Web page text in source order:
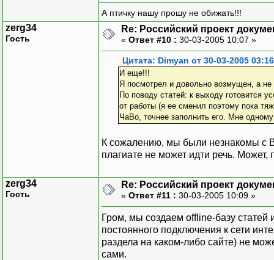
А птичку нашу прошу не обижать!!!
zerg34
Гость
Re: Российский проект
« Ответ #10 : 30-03-2005 10:07 »
Цитата: Dimyan от 30-03-2005 03:16
И еще!!!
Я посмотрел и довольно возмущен, а
По поводу статей: к выходу готовится
от работы (я ее сменил поэтому пока
ЧаВо, точнее заполнить его. Мне
К сожалению, мы были незнакомы с
плагиате не может идти речь. Может,
zerg34
Гость
Re: Российский проект
« Ответ #11 : 30-03-2005 10:09 »
Гром, мы создаем offline-базу статей
постоянного подключения к сети
раздела на каком-либо сайте) не
сами.